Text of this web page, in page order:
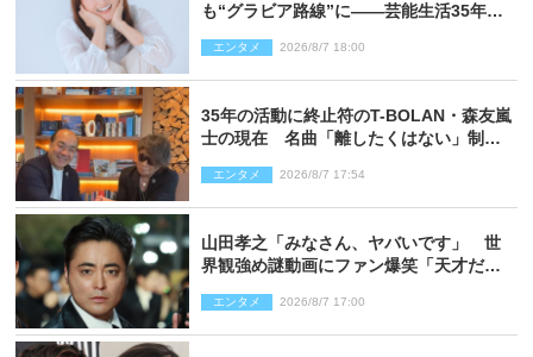
も“グラビア路線”に――芸能生活35年を
エンタメ 2026/8/7 18:00
35年の活動に終止符のT-BOLAN・森友嵐
士の現在 名曲「離したくはない」制作
エンタメ 2026/8/7 17:54
山田孝之「みなさん、ヤバいです」 世
界観強め謎動画にファン爆笑「天才だ
エンタメ 2026/8/7 17:00